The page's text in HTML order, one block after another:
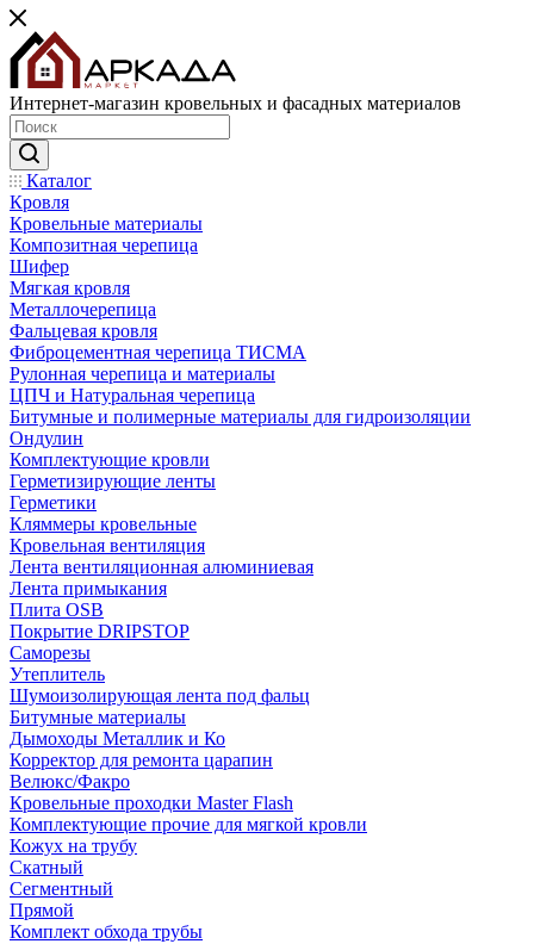
Интернет-магазин кровельных и фасадных материалов
Каталог
Кровля
Кровельные материалы
Композитная черепица
Шифер
Мягкая кровля
Металлочерепица
Фальцевая кровля
Фиброцементная черепица ТИСМА
Рулонная черепица и материалы
ЦПЧ и Натуральная черепица
Битумные и полимерные материалы для гидроизоляции
Ондулин
Комплектующие кровли
Герметизирующие ленты
Герметики
Кляммеры кровельные
Кровельная вентиляция
Лента вентиляционная алюминиевая
Лента примыкания
Плита OSB
Покрытие DRIPSTOP
Саморезы
Утеплитель
Шумоизолирующая лента под фальц
Битумные материалы
Дымоходы Металлик и Ко
Корректор для ремонта царапин
Велюкс/Факро
Кровельные проходки Master Flash
Комплектующие прочие для мягкой кровли
Кожух на трубу
Скатный
Сегментный
Прямой
Комплект обхода трубы